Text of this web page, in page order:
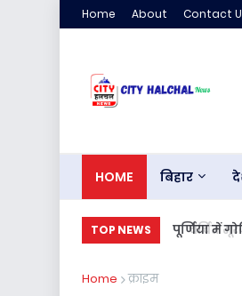
Home About Contact
HOME बिहार
TOP NEWS पूर्णिया में
Home क्राइम